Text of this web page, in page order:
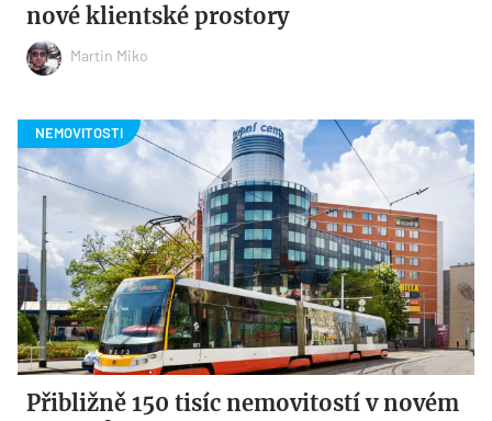
nové klientské prostory
Martin Miko
Přibližně 150 tisíc nemovitostí v novém